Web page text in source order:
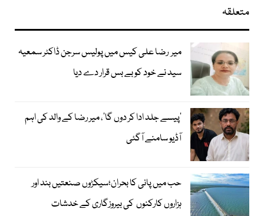
متعلقہ
میر رضا علی کیس میں پولیس سرجن ڈاکٹر سمعیہ
سید نے خود کو بے بس قرار دے دیا
’پیسے جلد ادا کر دوں گا‘، میر رضا کے والد کی اہم
آڈیو سامنے آگئی
حب میں پانی کا بحران؛سیکڑوں صنعتیں بند اور
ہزاروں کارکنوں کی بیروزگاری کے خدشات